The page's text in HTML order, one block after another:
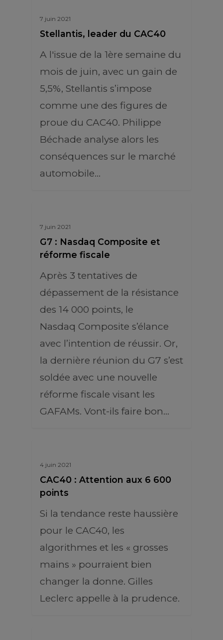
7 juin 2021
Stellantis, leader du CAC40
A l'issue de la 1ère semaine du
mois de juin, avec un gain de
5,5%, Stellantis s’impose
comme une des figures de
proue du CAC40. Philippe
Béchade analyse alors les
conséquences sur le marché
automobile…
7 juin 2021
G7 : Nasdaq Composite et
réforme fiscale
Après 3 tentatives de
dépassement de la résistance
des 14 000 points, le
Nasdaq Composite s’élance
avec l’intention de réussir. Or,
la dernière réunion du G7 s’est
soldée avec une nouvelle
réforme fiscale visant les
GAFAMs. Vont-ils faire bon…
4 juin 2021
CAC40 : Attention aux 6 600
points
Si la tendance reste haussière
pour le CAC40, les
algorithmes et les « grosses
mains » pourraient bien
changer la donne. Gilles
Leclerc appelle à la prudence.